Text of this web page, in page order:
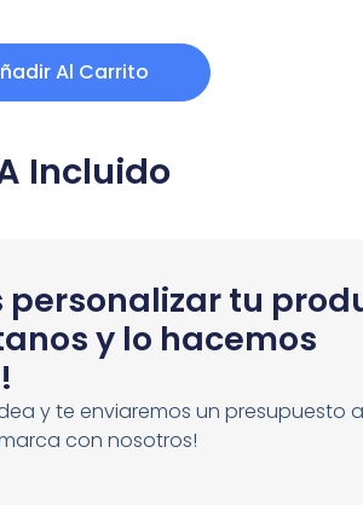
Al Carrito
Incluido
personalizar tu
y lo hacemos
y te enviaremos un presupuesto
con nosotros!